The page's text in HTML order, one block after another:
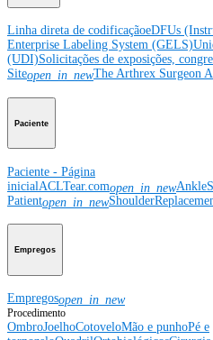
Linha direta de codificaçãoeDFUs
Enterprise Labeling System (GELS)
(UDI)Solicitações de exposições,
Siteopen_in_newThe Arthrex Surgeon
Paciente
Paciente - Página
inicial ACLTear.comopen_in_new
Patientopen_in_new
Empregos
Empregosopen_in_new
Procedimento
OmbroJoelhoCotoveloMão e punhoPé e